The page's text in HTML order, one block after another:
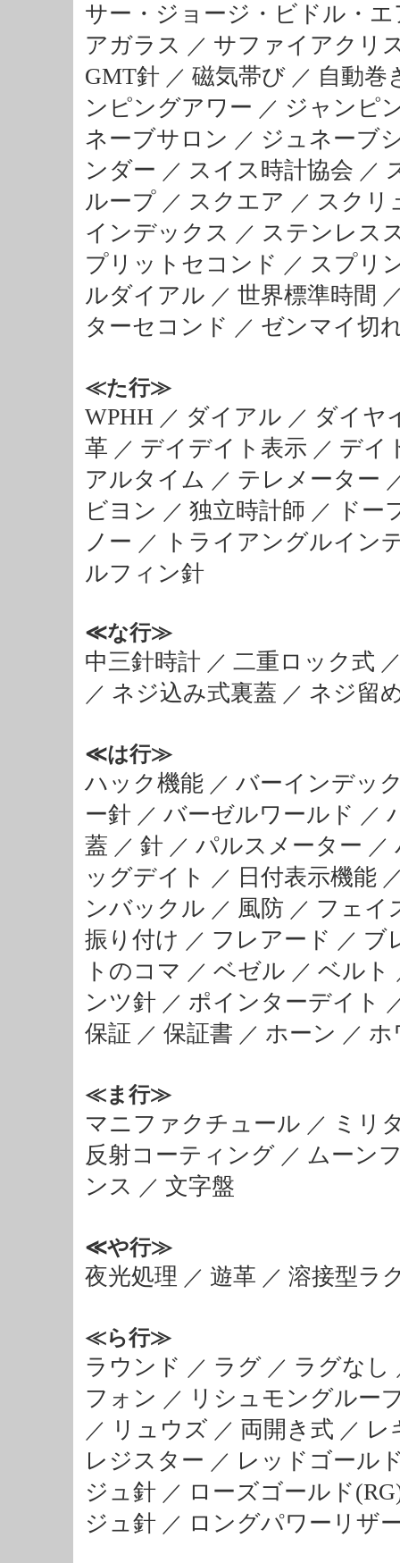
サー・ジョージ・ビドル・
アガラス ／ サファイアクリ
GMT針 ／ 磁気帯び ／ 自動巻
ンピングアワー ／ ジャンピ
ネーブサロン ／ ジュネーブ
ンダー ／ スイス時計協会 ／
ループ ／ スクエア ／ スクリ
インデックス ／ ステンレス
プリットセコンド ／ スプリ
ルダイアル ／ 世界標準時間
ターセコンド ／ ゼンマイ切
≪た行≫
WPHH ／ ダイアル ／ ダイヤ
革 ／ デイデイト表示 ／ デイ
アルタイム ／ テレメーター
ビヨン ／ 独立時計師 ／
ドー
ノー ／
トライアングルイン
ルフィン針
≪な行≫
中三針時計 ／ 二重ロック式
／ ネジ込み式裏蓋 ／ ネジ留
≪は行≫
ハック機能 ／ バーインデッ
ー針 ／ バーゼルワールド ／
蓋 ／ 針 ／ パルスメーター ／
ッグデイト
／ 日付表示機能
ンバックル ／ 風防 ／ フェイ
振り付け ／ フレアード ／ ブ
トのコマ ／ ベゼル ／ ベルト
ンツ針 ／ ポインターデイト
保証 ／ 保証書 ／ ホーン ／ ホ
≪ま行≫
マニファクチュール ／ ミリ
反射コーティング ／ ムーン
ンス ／ 文字盤
≪や行≫
夜光処理 ／ 遊革 ／ 溶接型ラ
≪ら行≫
ラウンド ／ ラグ ／ ラグなし
フォン ／ リシュモングルー
／ リュウズ ／ 両開き式 ／ レ
レジスター ／ レッドゴール
ジュ針 ／ ローズゴールド
ジュ針 ／ ロングパワーリザ